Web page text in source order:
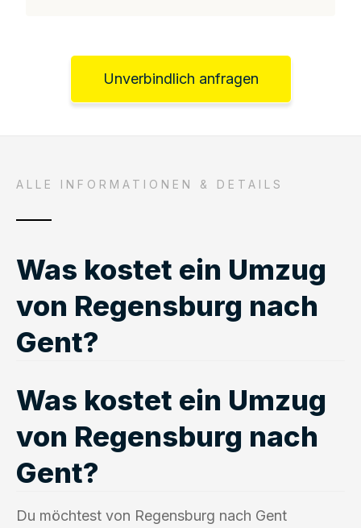
Unverbindlich anfragen
ALLE INFORMATIONEN & DETAILS
Was kostet ein Umzug
von Regensburg nach
Gent?
Was kostet ein Umzug
von Regensburg nach
Gent?
Du möchtest von Regensburg nach Gent